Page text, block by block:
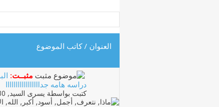
العنوان /كاتب الموضوع
مثبــت:
دراسه هامه جدااااااااااااااااا
كتبت بواسطة يسرى السيد‏, 11-01-2011 10:30 PM